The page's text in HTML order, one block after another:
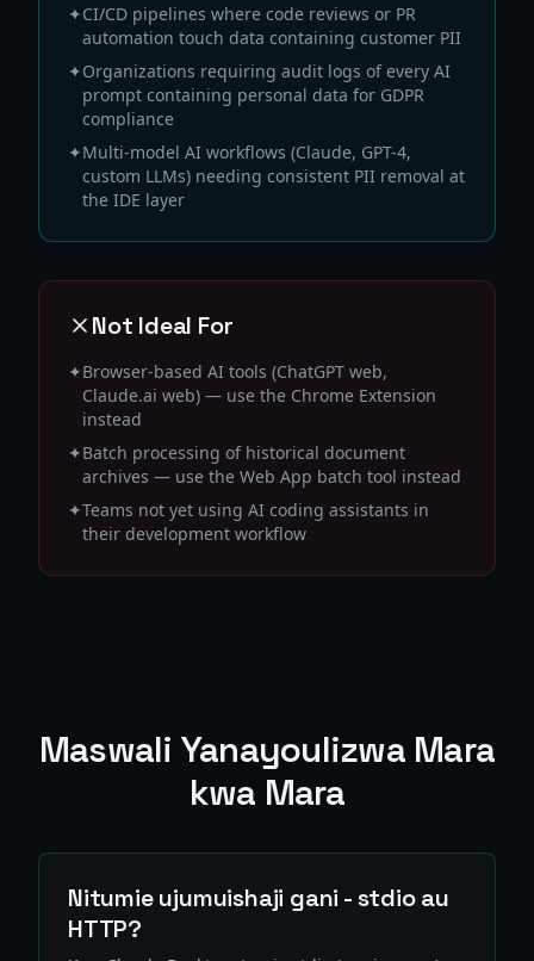
✦CI/CD pipelines where code reviews or PR
automation touch data containing customer PII
✦Organizations requiring audit logs of every AI
prompt containing personal data for GDPR
compliance
✦Multi-model AI workflows (Claude, GPT-4,
custom LLMs) needing consistent PII removal at
the IDE layer
Not Ideal For
✦Browser-based AI tools (ChatGPT web,
Claude.ai web) — use the Chrome Extension
instead
✦Batch processing of historical document
archives — use the Web App batch tool instead
✦Teams not yet using AI coding assistants in
their development workflow
Maswali Yanayoulizwa Mara
kwa Mara
Nitumie ujumuishaji gani - stdio au
HTTP?